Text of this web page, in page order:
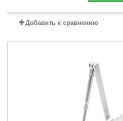
Добавить к сравнению